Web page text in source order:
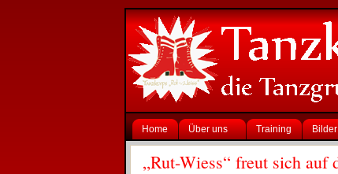
Home Über uns Training Bilder
„Rut-Wiess“ freut sich auf